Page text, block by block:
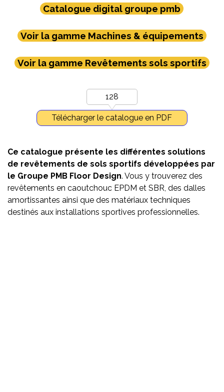
Catalogue digital groupe pmb
Voir la gamme Machines & équipements
Voir la gamme Revêtements sols sportifs
Télécharger le catalogue en PDF
128
Ce catalogue présente les différentes solutions
de revêtements de sols sportifs développées par
le Groupe PMB Floor Design. Vous y trouverez des
revêtements en caoutchouc EPDM et SBR, des dalles
amortissantes ainsi que des matériaux techniques
destinés aux installations sportives professionnelles.